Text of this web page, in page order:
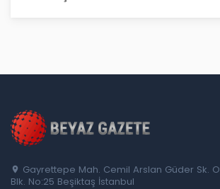
Gayrettepe Mah. Cemil Arslan Güder Sk.
Blk. No:25 Beşiktaş İstanbul